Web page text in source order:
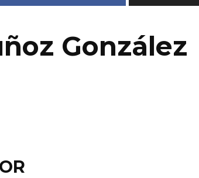
González